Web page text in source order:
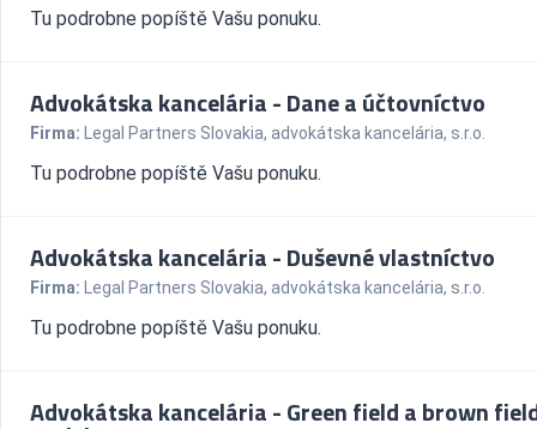
Tu podrobne popíště Vašu ponuku.
Advokátska kancelária - Dane a účtovníctvo
Firma: Legal Partners Slovakia, advokátska kancelária, s.r.o.
Tu podrobne popíště Vašu ponuku.
Advokátska kancelária - Duševné vlastníctvo
Firma: Legal Partners Slovakia, advokátska kancelária, s.r.o.
Tu podrobne popíště Vašu ponuku.
Advokátska kancelária - Green field a brown